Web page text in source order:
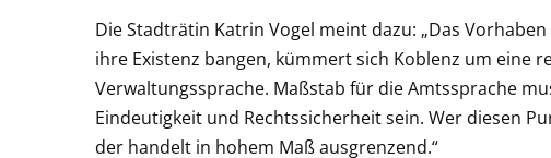
Die Stadträtin Katrin Vogel meint dazu: „Das
ihre Existenz bangen, kümmert sich Koblenz um eine
Verwaltungssprache. Maßstab für die Amtssprache
Eindeutigkeit und Rechtssicherheit sein. Wer diesen
der handelt in hohem Maß ausgrenzend.“